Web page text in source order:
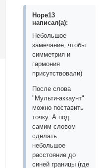
Hope13
написал(а):
Небольшое
замечание, чтобы
симметрия и
гармония
присутствовали)
После слова
"Мульти-аккаунт"
можно поставить
точку. А под
самим словом
сделать
небольшое
расстояние до
синей границы (где